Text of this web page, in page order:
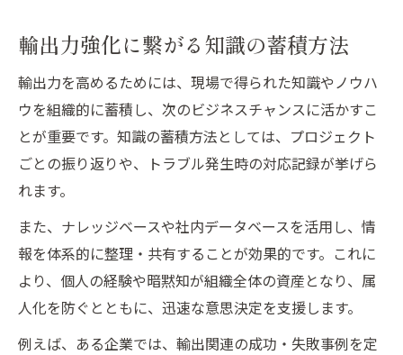
輸出力強化に繋がる知識の蓄積方法
輸出力を高めるためには、現場で得られた知識やノウハ
ウを組織的に蓄積し、次のビジネスチャンスに活かすこ
とが重要です。知識の蓄積方法としては、プロジェクト
ごとの振り返りや、トラブル発生時の対応記録が挙げら
れます。
また、ナレッジベースや社内データベースを活用し、情
報を体系的に整理・共有することが効果的です。これに
より、個人の経験や暗黙知が組織全体の資産となり、属
人化を防ぐとともに、迅速な意思決定を支援します。
例えば、ある企業では、輸出関連の成功・失敗事例を定